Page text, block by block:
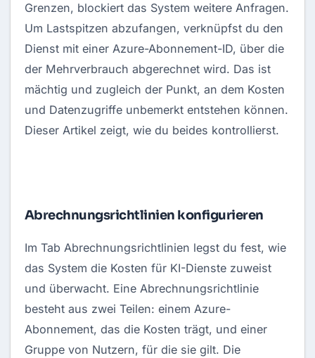
Grenzen, blockiert das System weitere Anfragen.
Um Lastspitzen abzufangen, verknüpfst du den
Dienst mit einer Azure-Abonnement-ID, über die
der Mehrverbrauch abgerechnet wird. Das ist
mächtig und zugleich der Punkt, an dem Kosten
und Datenzugriffe unbemerkt entstehen können.
Dieser Artikel zeigt, wie du beides kontrollierst.
Abrechnungsrichtlinien konfigurieren
Im Tab Abrechnungsrichtlinien legst du fest, wie
das System die Kosten für KI-Dienste zuweist
und überwacht. Eine Abrechnungsrichtlinie
besteht aus zwei Teilen: einem Azure-
Abonnement, das die Kosten trägt, und einer
Gruppe von Nutzern, für die sie gilt. Die